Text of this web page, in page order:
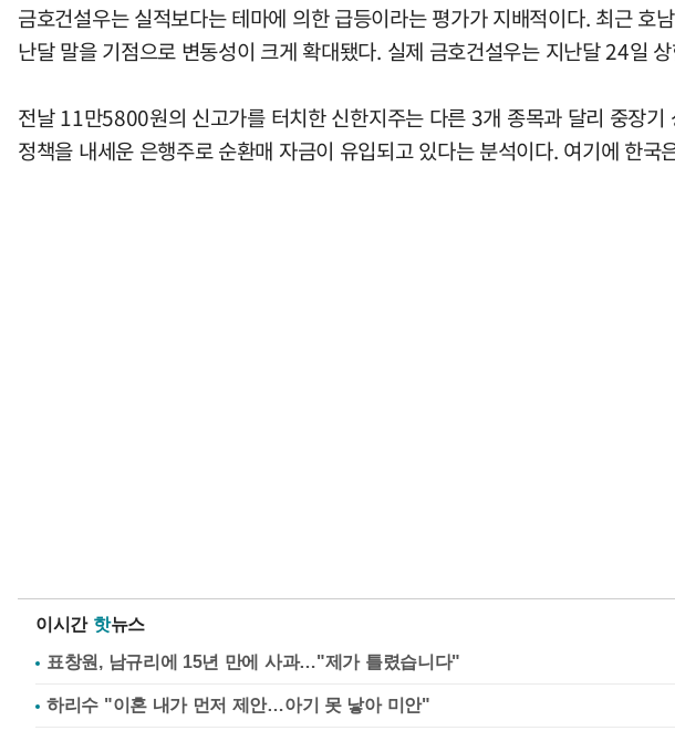
금호건설우는 실적보다는 테마에 의한 급등이라는 평가가 지배적이다. 최근
난달 말을 기점으로 변동성이 크게 확대됐다. 실제 금호건설우는 지난달 24일
전날 11만5800원의 신고가를 터치한 신한지주는 다른 3개 종목과 달리 중장
정책을 내세운 은행주로 순환매 자금이 유입되고 있다는 분석이다. 여기에 한
이시간 핫뉴스
표창원, 남규리에 15년 만에 사과…"제가 틀렸습니다"
하리수 "이혼 내가 먼저 제안…아기 못 낳아 미안"